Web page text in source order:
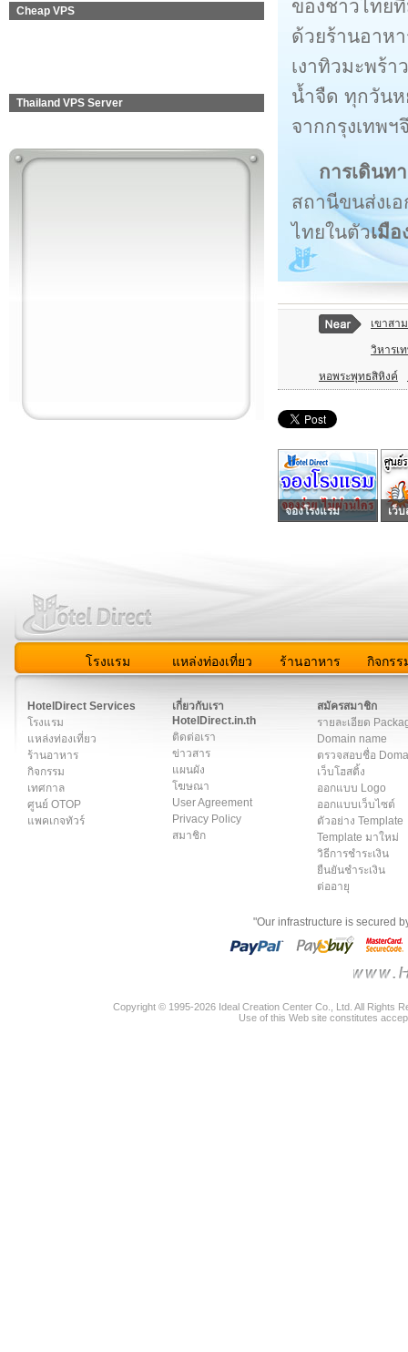
Cheap VPS
Thailand VPS Server
ของชาวไทย
ด้วยร้านอาห
เงาทิวมะพร้
น้ำจืด ทุกวันห
จากกรุงเทพฯ
การเดินท
สถานีขนส่งเ
ไทยในตัวเมือ
เขาสา
วิหารเ
หอพระพุทธสิหิงค์
จองโรงแรม เว็
โรงแรม แหล่งท่องเที่ยว ร้านอาหาร กิจกรร
HotelDirect Services
โรงแรม
แหล่งท่องเที่ยว
ร้านอาหาร
กิจกรรม
เทศกาล
ศูนย์ OTOP
แพคเกจทัวร์
เกี่ยวกับเรา
HotelDirect.in.th
ติดต่อเรา
ข่าวสาร
แผนผัง
โฆษณา
User Agreement
Privacy Policy
สมาชิก
สมัครสมาชิก
รายละเอียด
Domain name
ตรวจสอบชื่อ
เว็บโฮสติ้ง
ออกแบบ Logo
ออกแบบเว็บไซต์
ตัวอย่าง Template
Template มาใหม่
วิธีการชำระเงิน
ยืนยันชำระเงิน
ต่ออายุ
"Our infrastructure is secured
Copyright © 1995-2026 Ideal Creation Center Co., Ltd. All Rights
Use of this Web site constitutes